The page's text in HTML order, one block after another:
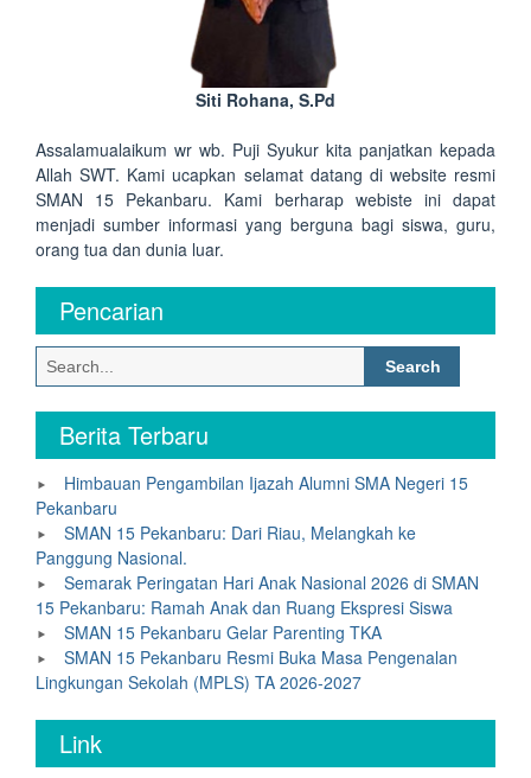
Siti Rohana, S.Pd
Assalamualaikum wr wb. Puji Syukur kita panjatkan kepada
Allah SWT. Kami ucapkan selamat datang di website resmi
SMAN 15 Pekanbaru. Kami berharap webiste ini dapat
menjadi sumber informasi yang berguna bagi siswa, guru,
orang tua dan dunia luar.
Pencarian
Search
for:
Berita Terbaru
Himbauan Pengambilan Ijazah Alumni SMA Negeri 15
Pekanbaru
SMAN 15 Pekanbaru: Dari Riau, Melangkah ke
Panggung Nasional.
Semarak Peringatan Hari Anak Nasional 2026 di SMAN
15 Pekanbaru: Ramah Anak dan Ruang Ekspresi Siswa
SMAN 15 Pekanbaru Gelar Parenting TKA
SMAN 15 Pekanbaru Resmi Buka Masa Pengenalan
Lingkungan Sekolah (MPLS) TA 2026-2027
Link